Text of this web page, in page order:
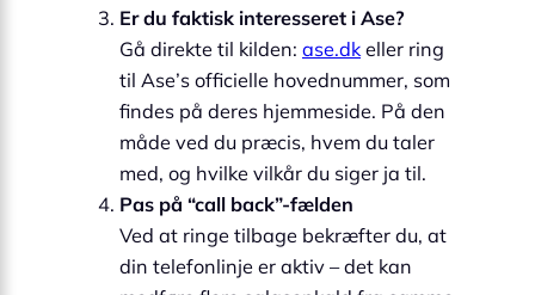
Er du faktisk interesseret i Ase?
Gå direkte til kilden: ase.dk eller ring
til Ase’s officielle hovednummer, som
findes på deres hjemmeside. På den
måde ved du præcis, hvem du taler
med, og hvilke vilkår du siger ja til.
Pas på “call back”-fælden
Ved at ringe tilbage bekræfter du, at
din telefonlinje er aktiv – det kan